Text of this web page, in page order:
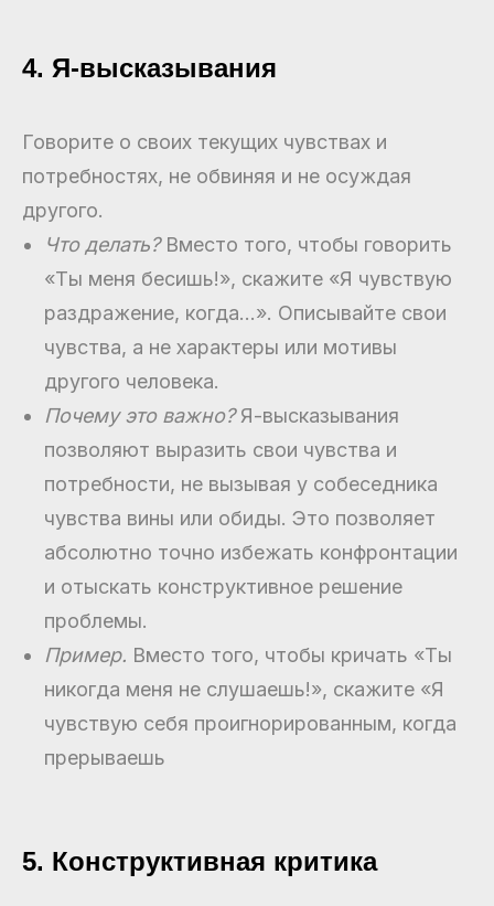
4. Я-высказывания
Говорите о своих текущих чувствах и
потребностях, не обвиняя и не осуждая
другого.
Что делать?Вместо того, чтобы говорить
«Ты меня бесишь!», скажите «Я чувствую
раздражение, когда…». Описывайте свои
чувства, а не характеры или мотивы
другого человека.
Почему это важно?Я-высказывания
позволяют выразить свои чувства и
потребности, не вызывая у собеседника
чувства вины или обиды. Это позволяет
абсолютно точно избежать конфронтации
и отыскать конструктивное решение
проблемы.
Пример. Вместо того, чтобы кричать «Ты
никогда меня не слушаешь!», скажите «Я
чувствую себя проигнорированным, когда
прерываешь
5. Конструктивная критика